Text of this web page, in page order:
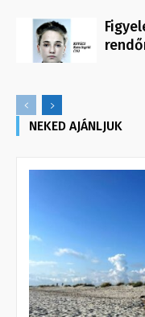
NEKED AJÁNLJUK